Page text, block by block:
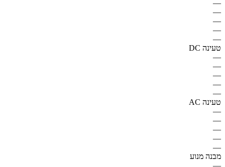
—
—
—
—
—
טעינה DC
—
—
—
—
—
טעינה AC
—
—
—
—
—
מבנה מנוע
—